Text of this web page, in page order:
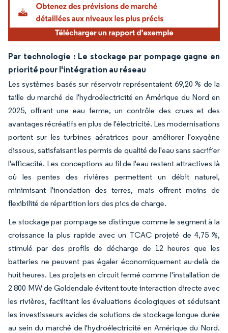
Par technologie : Le stockage par pompage gagne en
priorité pour l'intégration au réseau
Les systèmes basés sur réservoir représentaient 69,20 % de la
taille du marché de l'hydroélectricité en Amérique du Nord en
2025, offrant une eau ferme, un contrôle des crues et des
avantages récréatifs en plus de l'électricité. Les modernisations
portent sur les turbines aératrices pour améliorer l'oxygène
dissous, satisfaisant les permis de qualité de l'eau sans sacrifier
l'efficacité. Les conceptions au fil de l'eau restent attractives là
où les pentes des rivières permettent un débit naturel,
minimisant l'inondation des terres, mais offrent moins de
flexibilité de répartition lors des pics de charge.
Le stockage par pompage se distingue comme le segment à la
croissance la plus rapide avec un TCAC projeté de 4,75 %,
stimulé par des profils de décharge de 12 heures que les
batteries ne peuvent pas égaler économiquement au-delà de
huit heures. Les projets en circuit fermé comme l'installation de
2 800 MW de Goldendale évitent toute interaction directe avec
les rivières, facilitant les évaluations écologiques et séduisant
les investisseurs avides de solutions de stockage longue durée
au sein du marché de l'hydroélectricité en Amérique du Nord.